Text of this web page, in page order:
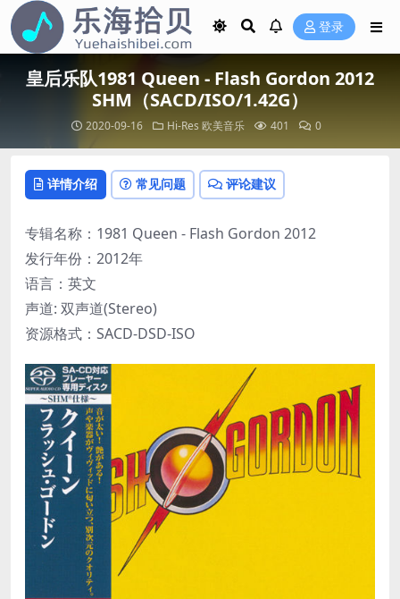
登录
皇后乐队1981 Queen - Flash Gordon 2012
SHM（SACD/ISO/1.42G）
2020-09-16 Hi-Res 欧美音乐 401 0
详情介绍 常见问题 评论建议
专辑名称：1981 Queen - Flash Gordon 2012
发行年份：2012年
语言：英文
声道: 双声道(Stereo)
资源格式：SACD-DSD-ISO